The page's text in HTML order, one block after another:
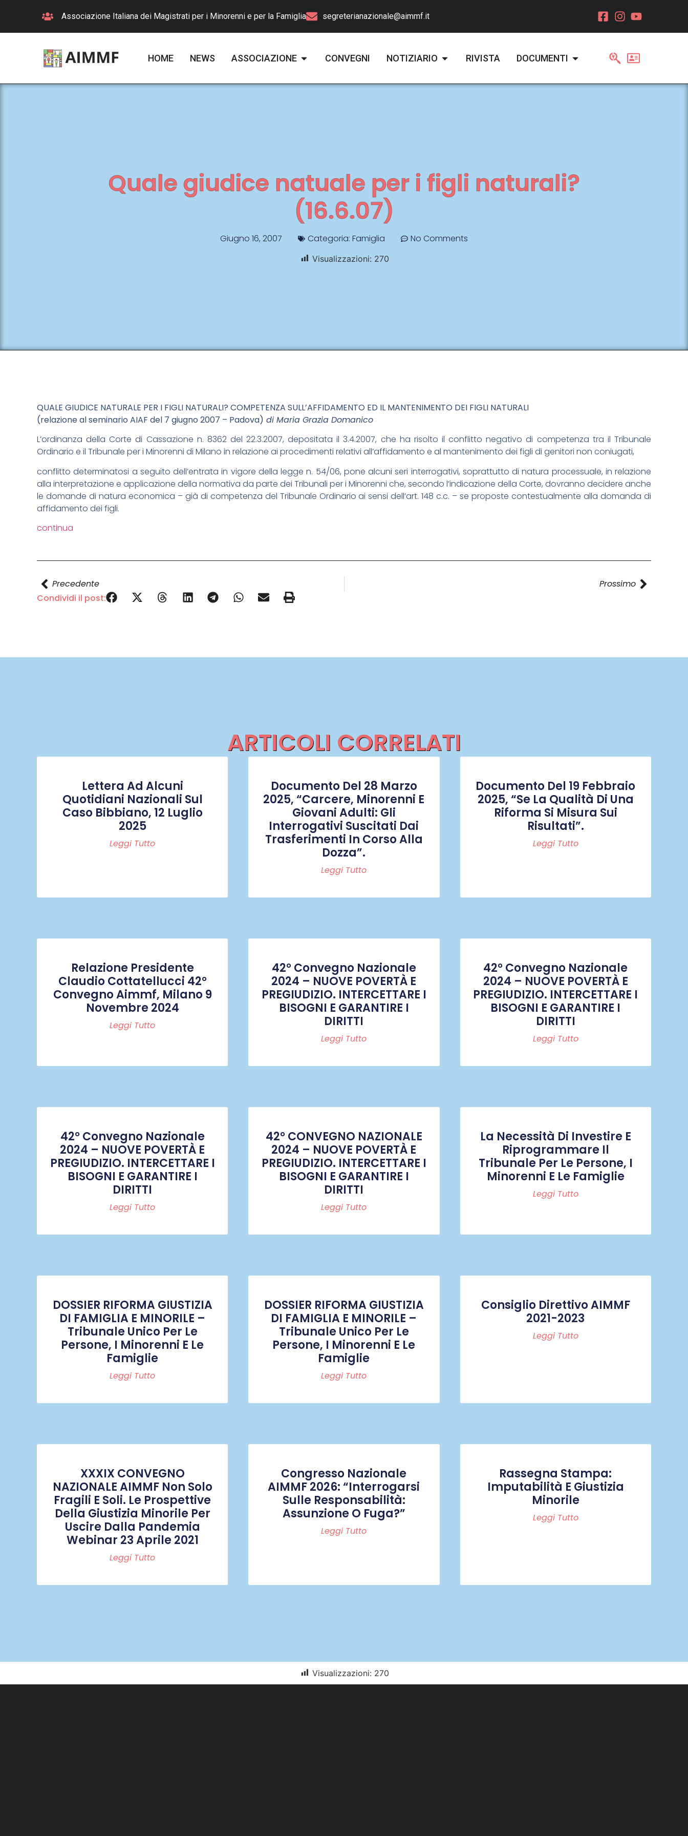
Associazione Italiana dei Magistrati per i Minorenni e per la Famiglia segreterianazionale@aimmf.it
HOME NEWS ASSOCIAZIONE CONVEGNI NOTIZIARIO RIVISTA DOCUMENTI
Quale giudice natuale per i figli naturali?
(16.6.07)
Giugno 16, 2007 Categoria: Famiglia No Comments
Visualizzazioni: 270
QUALE GIUDICE NATURALE PER I FIGLI NATURALI? COMPETENZA SULL’AFFIDAMENTO ED IL MANTENIMENTO DEI FIGLI NATURALI
(relazione al seminario AIAF del 7 giugno 2007 – Padova) di Maria Grazia Domanico
L’ordinanza della Corte di Cassazione n. 8362 del 22.3.2007, depositata il 3.4.2007, che ha risolto il conflitto negativo di competenza tra il Tribunale
Ordinario e il Tribunale per i Minorenni di Milano in relazione ai procedimenti relativi all’affidamento e al mantenimento dei figli di genitori non coniugati,
conflitto determinatosi a seguito dell’entrata in vigore della legge n. 54/06, pone alcuni seri interrogativi, soprattutto di natura processuale, in relazione
alla interpretazione e applicazione della normativa da parte dei Tribunali per i Minorenni che, secondo l’indicazione della Corte, dovranno decidere anche
le domande di natura economica – già di competenza del Tribunale Ordinario ai sensi dell’art. 148 c.c. – se proposte contestualmente alla domanda di
affidamento dei figli.
continua
Precedente
Prossimo
Condividi il post:
ARTICOLI CORRELATI
Lettera Ad Alcuni
Quotidiani Nazionali Sul
Caso Bibbiano, 12 Luglio
2025
Leggi Tutto
Documento Del 28 Marzo
2025, “Carcere, Minorenni E
Giovani Adulti: Gli
Interrogativi Suscitati Dai
Trasferimenti In Corso Alla
Dozza”.
Leggi Tutto
Documento Del 19 Febbraio
2025, “Se La Qualità Di Una
Riforma Si Misura Sui
Risultati”.
Leggi Tutto
Relazione Presidente
Claudio Cottatellucci 42°
Convegno Aimmf, Milano 9
Novembre 2024
Leggi Tutto
42° Convegno Nazionale
2024 – NUOVE POVERTÀ E
PREGIUDIZIO. INTERCETTARE I
BISOGNI E GARANTIRE I
DIRITTI
Leggi Tutto
42° Convegno Nazionale
2024 – NUOVE POVERTÀ E
PREGIUDIZIO. INTERCETTARE I
BISOGNI E GARANTIRE I
DIRITTI
Leggi Tutto
42° Convegno Nazionale
2024 – NUOVE POVERTÀ E
PREGIUDIZIO. INTERCETTARE I
BISOGNI E GARANTIRE I
DIRITTI
Leggi Tutto
42° CONVEGNO NAZIONALE
2024 – NUOVE POVERTÀ E
PREGIUDIZIO. INTERCETTARE I
BISOGNI E GARANTIRE I
DIRITTI
Leggi Tutto
La Necessità Di Investire E
Riprogrammare Il
Tribunale Per Le Persone, I
Minorenni E Le Famiglie
Leggi Tutto
DOSSIER RIFORMA GIUSTIZIA
DI FAMIGLIA E MINORILE –
Tribunale Unico Per Le
Persone, I Minorenni E Le
Famiglie
Leggi Tutto
DOSSIER RIFORMA GIUSTIZIA
DI FAMIGLIA E MINORILE –
Tribunale Unico Per Le
Persone, I Minorenni E Le
Famiglie
Leggi Tutto
Consiglio Direttivo AIMMF
2021-2023
Leggi Tutto
XXXIX CONVEGNO
NAZIONALE AIMMF Non Solo
Fragili E Soli. Le Prospettive
Della Giustizia Minorile Per
Uscire Dalla Pandemia
Webinar 23 Aprile 2021
Leggi Tutto
Congresso Nazionale
AIMMF 2026: “Interrogarsi
Sulle Responsabilità:
Assunzione O Fuga?”
Leggi Tutto
Rassegna Stampa:
Imputabilità E Giustizia
Minorile
Leggi Tutto
Visualizzazioni: 270